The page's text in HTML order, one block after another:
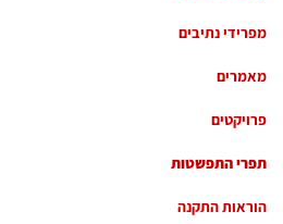
מפרידי נתיבים
מאמרים
פרויקטים
תפרי התפשטות
הוראות התקנה